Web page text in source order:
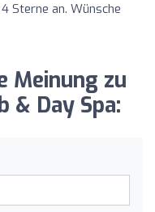
Sterne an. Wünsche
Meinung zu
& Day Spa: